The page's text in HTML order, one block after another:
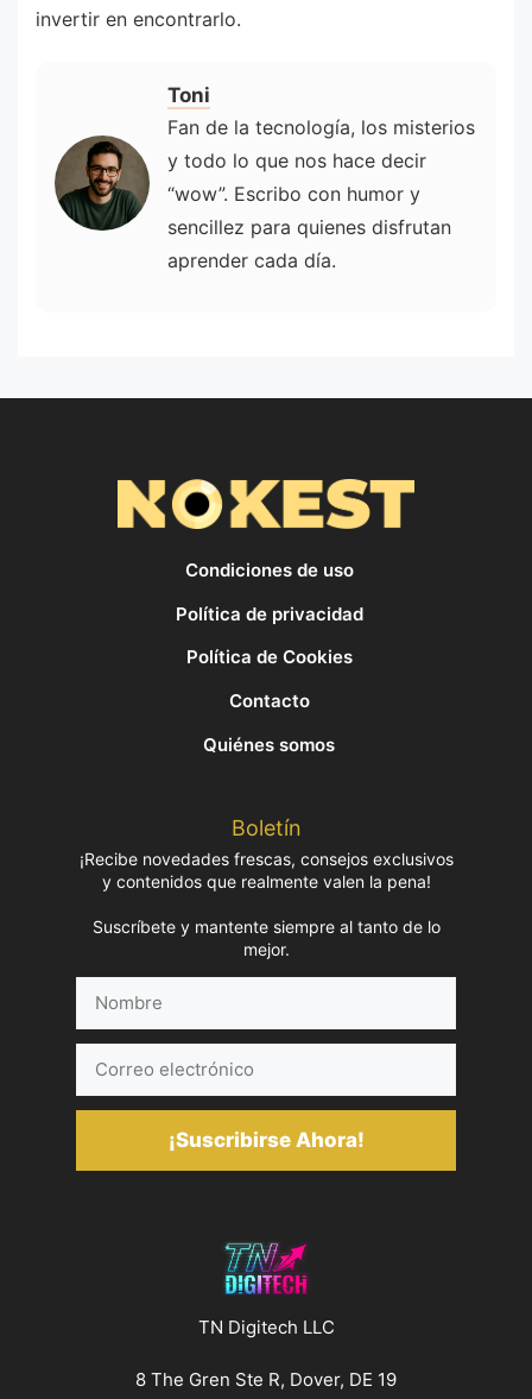
invertir en encontrarlo.
Toni
Fan de la tecnología, los misterios
y todo lo que nos hace decir
“wow”. Escribo con humor y
sencillez para quienes disfrutan
aprender cada día.
Condiciones de uso
Política de privacidad
Política de Cookies
Contacto
Quiénes somos
Boletín
¡Recibe novedades frescas, consejos exclusivos
y contenidos que realmente valen la pena!
Suscríbete y mantente siempre al tanto de lo
mejor.
electrónico
¡Suscribirse Ahora!
TN Digitech LLC
8 The Gren Ste R, Dover, DE 19